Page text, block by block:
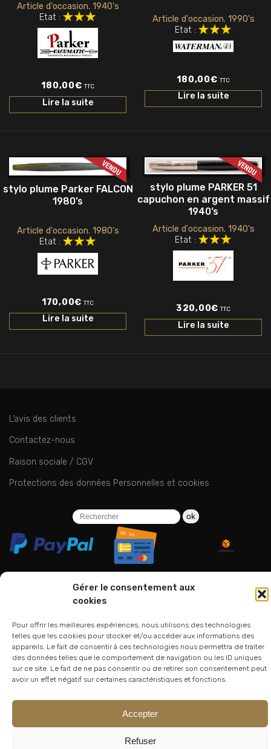
Gérer le consentement aux
cookies
Pour offrir les meilleures expériences, nous utilisons des technologies
telles que les cookies pour stocker et/ou accéder aux informations des
appareils. Le fait de consentir à ces technologies nous permettra de traiter
des données telles que le comportement de navigation ou les ID uniques
sur ce site. Le fait de ne pas consentir ou de retirer son consentement peut
avoir un effet négatif sur certaines caractéristiques et fonctions.
Accepter
Refuser
Article d'occasion. 1940's
Etat :
180,00€ TTC
Lire la suite
Article d'occasion. 1990's
Etat :
180,00€ TTC
Lire la suite
stylo plume Parker FALCON
1980’s
Article d'occasion. 1980's
Etat :
170,00€ TTC
Lire la suite
stylo plume PARKER 51
capuchon en argent massif
1940’s
Article d'occasion. 1940's
Etat :
320,00€ TTC
Lire la suite
L’avis des clients
Contactez-nous
Raison sociale / CGV
Protections des données Personnelles et cookies
ok
01 75 33 00 85
Atelier Lesoon |King Bee Std